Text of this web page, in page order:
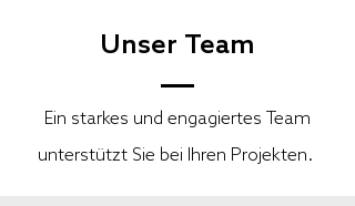
Unser Team
Ein starkes und engagiertes Team
unterstützt Sie bei Ihren Projekten.